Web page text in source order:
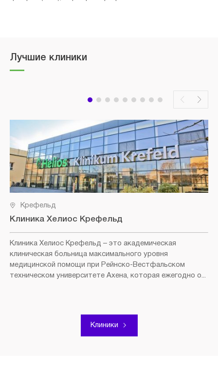
Лучшие клиники
Крефельд
Клиника Хелиос Крефельд
Клиника Хелиос Крефельд – это академическая
клиническая больница максимального уровня
медицинской помощи при Рейнско-Вестфальском
техническом университете Ахена, которая ежегодно о...
Клиники